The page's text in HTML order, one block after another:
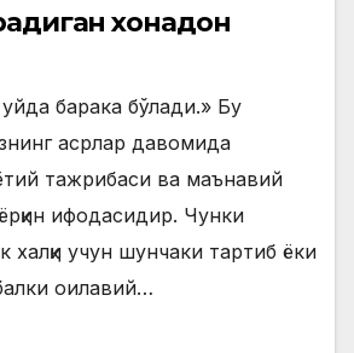
хонадон
барака бўлади.» Бу
асрлар давомида
тажрибаси ва маънавий
ифодасидир. Чунки
халқи учун шунчаки тартиб ёки
оилавий…